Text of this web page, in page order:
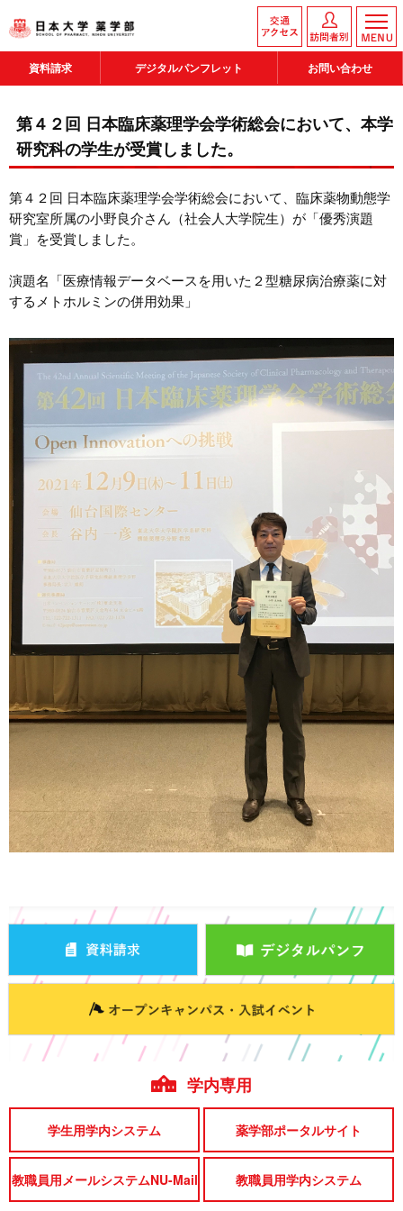
資料請求 デジタルパンフレット お問い合わせ
第４２回 日本臨床薬理学会学術総会において、本学
研究科の学生が受賞しました。
第４２回 日本臨床薬理学会学術総会において、臨床薬物動態学
研究室所属の小野良介さん（社会人大学院生）が「優秀演題
賞」を受賞しました。
演題名「医療情報データベースを用いた２型糖尿病治療薬に対
するメトホルミンの併用効果」
学内専用
学生用学内システム 薬学部ポータルサイト
教職員用メールシステムNU-Mail 教職員用学内システム